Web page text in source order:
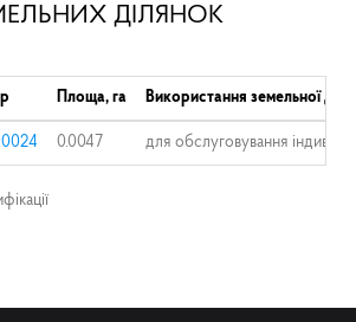
ДІЛЯНОК
Площа, га Використання земельної
0.0047 для обслуговування